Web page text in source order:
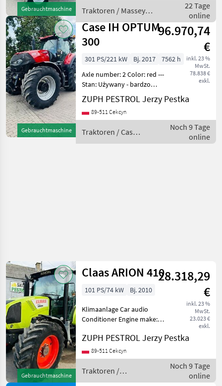
Gebrauchtmaschine
ładowacz czołowy klimat
Traktoren / Massey
Ferguson
22 Tage
online
Gebrauchtmaschine
Case IH OPTUM
300
96.970,74
€
inkl. 23 %
MwSt.
78.838 €
exkl.
301 PS/221 kW Bj. 2017
7562 h
Axle number: 2 Color: red ---
Stan: Używany - bardzo
dobry stan Koła
napędzające: 4 koła Sprzęt
różnego typu: przedni
przedni most hamulce pn
ZUPH PESTROL Jerzy Pestka
89-511 Cekcyn
Traktoren / Case
IH
Noch 9 Tage
online
Gebrauchtmaschine
Claas ARION 41028.318,29
€
inkl. 23 %
MwSt.
23.023 €
exkl.
101 PS/74 kW Bj. 2010
Klimaanlage Car audio
Conditioner Engine make:
John Deere 4 cylindrowy ---
Stan: Używany - bardzo
dobry stan Mam do
sprzedania ciągnik rol
ZUPH PESTROL Jerzy Pestka
89-511 Cekcyn
Traktoren /
Claas
Noch 9 Tage
online